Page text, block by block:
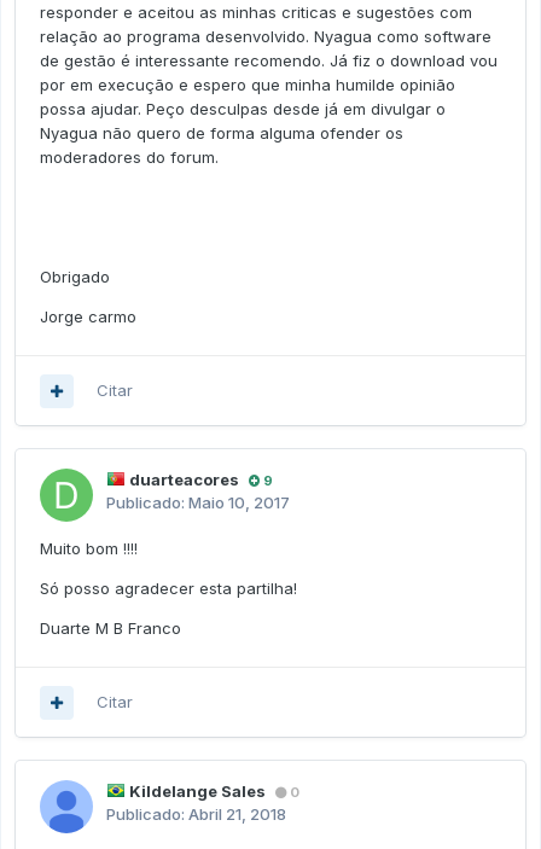
responder e aceitou as minhas criticas e sugestões com
relação ao programa desenvolvido. Nyagua como software
de gestão é interessante recomendo. Já fiz o download vou
por em execução e espero que minha humilde opinião
possa ajudar. Peço desculpas desde já em divulgar o
Nyagua não quero de forma alguma ofender os
moderadores do forum.
Obrigado
Jorge carmo
Citar
duarteacores 9
Publicado: Maio 10, 2017
Muito bom !!!!
Só posso agradecer esta partilha!
Duarte M B Franco
Citar
Kildelange Sales 0
Publicado: Abril 21, 2018